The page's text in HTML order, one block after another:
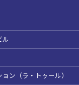
ル
ン（ラ・トゥール）
トする